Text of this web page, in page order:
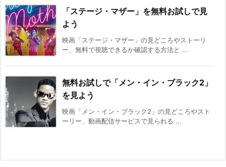
「ステージ・マザー」を無料お試しで見
よう
映画「ステージ・マザー」の見どころやストーリ
ー、無料で視聴できるか確認する方法と ...
無料お試しで「メン・イン・ブラック2」
を見よう
映画「メン・イン・ブラック2」の見どころやスト
ーリー、動画配信サービスで見られる ...